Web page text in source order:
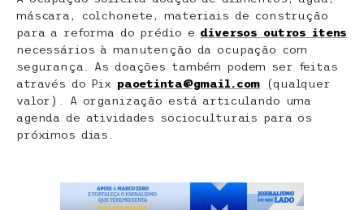
máscara, colchonete, materiais de construção
para a reforma do prédio e diversos outros itens
necessários à manutenção da ocupação com
segurança. As doações também podem ser feitas
através do Pix paoetinta@gmail.com (qualquer
valor). A organização está articulando uma
agenda de atividades socioculturais para os
próximos dias.